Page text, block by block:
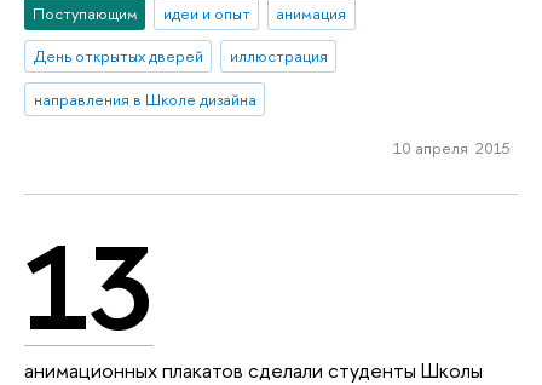
Поступающим идеи и опыт
анимация
День открытых дверей
иллюстрация
направления в Школе дизайна
10 апреля 2015
13
анимационных плакатов сделали студенты Школы